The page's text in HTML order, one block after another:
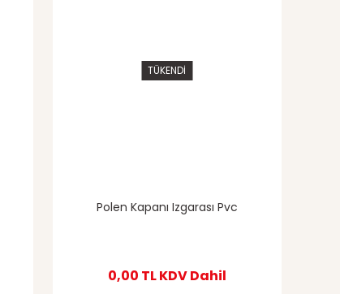
TÜKENDİ
Polen Kapanı Izgarası Pvc
0,00 TLKDV Dahil